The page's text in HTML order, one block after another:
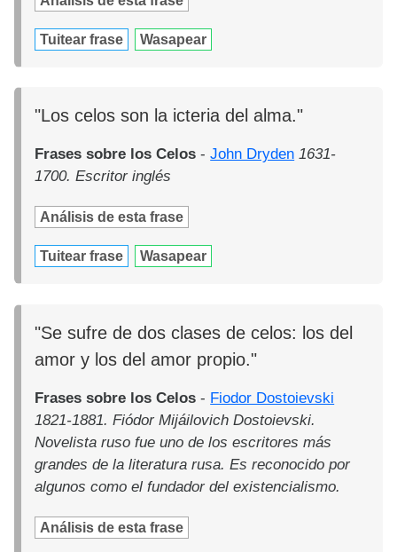
Tuitear frase Wasapear
"Los celos son la icteria del alma."
Frases sobre los Celos -John Dryden 1631-
1700. Escritor inglés
Análisis de esta frase
Tuitear frase Wasapear
"Se sufre de dos clases de celos: los del
amor y los del amor propio."
Frases sobre los Celos - Fiodor Dostoievski
1821-1881. Fiódor Mijáilovich Dostoievski.
Novelista ruso fue uno de los escritores más
grandes de la literatura rusa. Es reconocido por
algunos como el fundador del existencialismo.
Análisis de esta frase